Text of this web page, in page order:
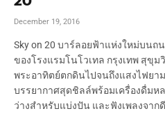
December 19, 2016
Sky on 20 บาร์ลอยฟ้าแห่งใหม่บน
ของโรงแรมโนโวเทล กรุงเทพ สุขุม
พระอาทิตย์ตกดินไปจนถึงแสงไฟยา
บรรยากาศสุดชิลล์พร้อมเครื่องดื่มห
ว่างสำหรับแบ่งปัน และฟังเพลงจาก